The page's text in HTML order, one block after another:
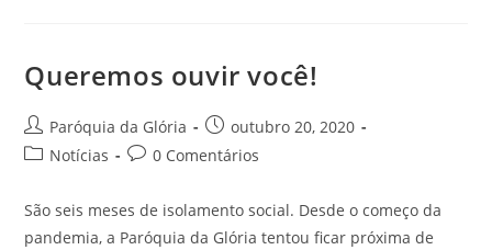
Queremos ouvir você!
Paróquia da Glória
outubro 20, 2020
Notícias
0 Comentários
São seis meses de isolamento social. Desde o começo da
pandemia, a Paróquia da Glória tentou ficar próxima de